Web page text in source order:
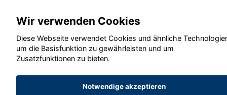
Wir verwenden Cookies
Diese Webseite verwendet Cookies und ähnliche
um die Basisfunktion zu gewährleisten und um
Zusatzfunktionen zu bieten.
Notwendige akzeptieren